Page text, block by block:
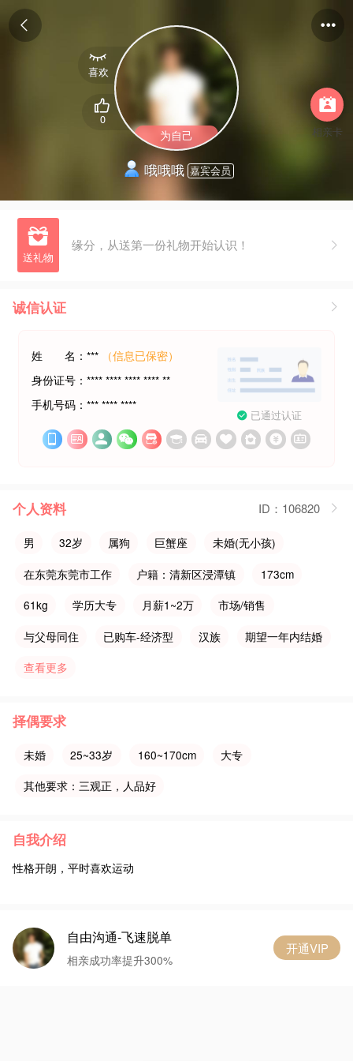
 
为自己
哦哦哦 嘉宾会员
喜欢


0
 缘分，从送第一份礼物开始认识！
诚信认证
姓 名：*** （信息已保密）
身份证号：**** **** **** **** **
手机号码：*** **** ****
已通过认证
         
个人资料 ID：106820
男 32岁 属狗 巨蟹座
未婚(无小孩)
在东莞东莞市工作
户籍：清新区浸潭镇
173cm
61kg
学历大专 月薪1~2万
市场/销售
与父母同住
已购车-经济型 汉族
期望一年内结婚
查看更多
择偶要求
未婚 25~33岁 160~170cm
大专
其他要求：三观正，人品好
自我介绍
性格开朗，平时喜欢运动
自由沟通-飞速脱单
相亲成功率提升300%
开通VIP

相亲卡